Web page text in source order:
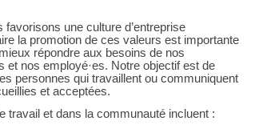
favorisons une culture d’entreprise
la promotion de ces valeurs est importante
répondre aux besoins de nos
et nos employé·es. Notre objectif est de
personnes qui travaillent ou communiquent
et acceptées.
travail et dans la communauté incluent :